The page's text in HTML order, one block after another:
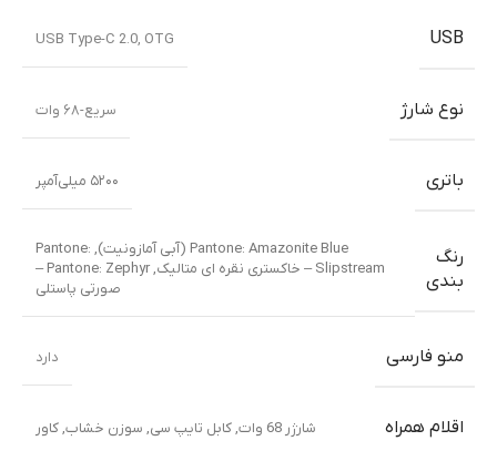
USB
USB Type-C 2.0, OTG
نوع شارژ سریع-۶۸ وات
باتری ۵۲۰۰ میلی‌آمپر
رنگ
بندی
Pantone: Amazonite Blue (آبی آمازونیت) ,
Pantone:
Slipstream – خاکستری نقره ای متالیک
,
Pantone: Zephyr –
صورتی پاستلی
منو فارسی دارد
اقلام همراه شارژر 68 وات ,کابل تایپ سی, سوزن خشاب,کاور